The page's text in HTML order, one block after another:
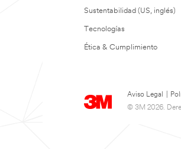
Sustentabilidad (US, inglés)
Tecnologías
Ética & Cumplimiento
Aviso Legal
© 3M 2026.